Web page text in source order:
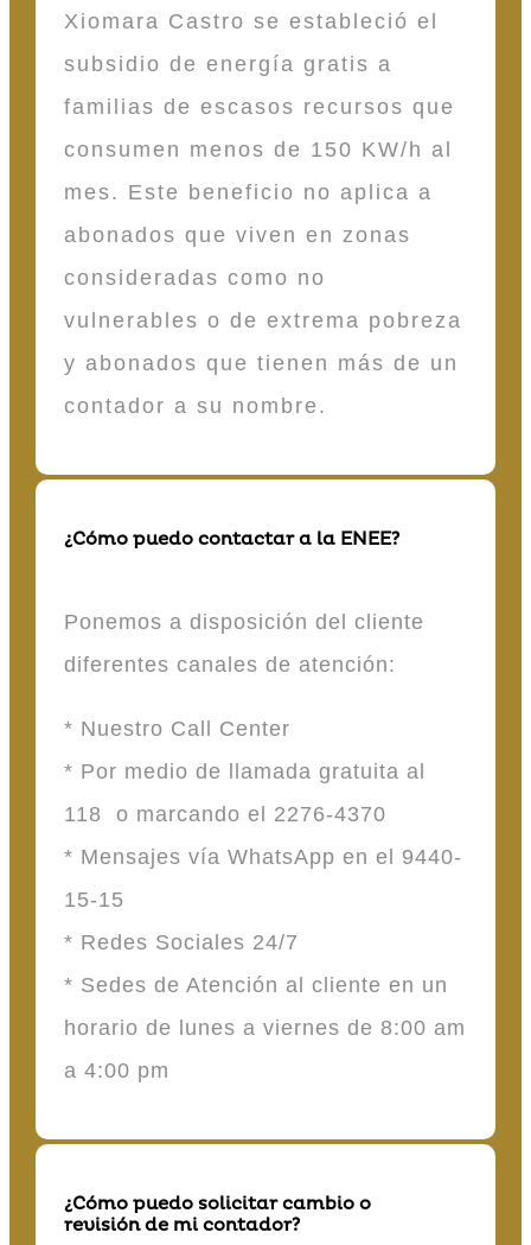
Xiomara Castro se estableció el
subsidio de energía gratis a
familias de escasos recursos que
consumen menos de 150 KW/h al
mes. Este beneficio no aplica a
abonados que viven en zonas
consideradas como no
vulnerables o de extrema pobreza
y abonados que tienen más de un
contador a su nombre.
¿Cómo puedo contactar a la ENEE?
Ponemos a disposición del cliente
diferentes canales de atención:
* Nuestro Call Center
* Por medio de llamada gratuita al
118 o marcando el 2276-4370
* Mensajes vía WhatsApp en el 9440-
15-15
* Redes Sociales 24/7
* Sedes de Atención al cliente en un
horario de lunes a viernes de 8:00 am
a 4:00 pm
¿Cómo puedo solicitar cambio o
revisión de mi contador?